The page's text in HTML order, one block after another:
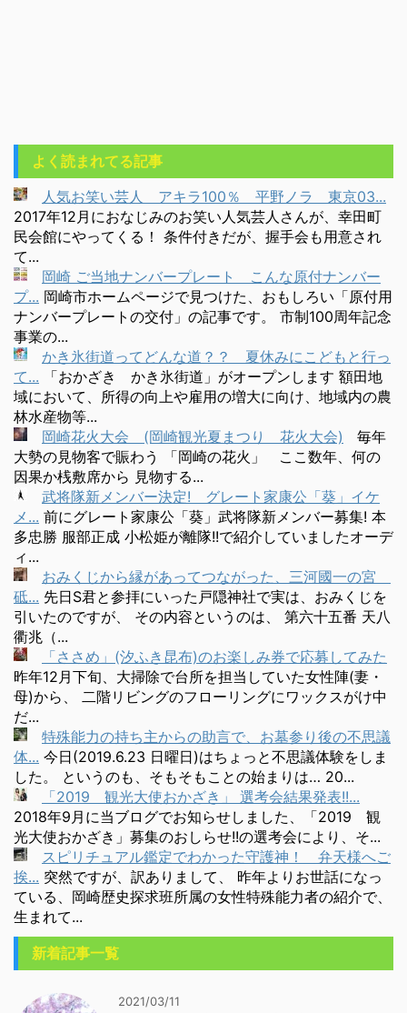
よく読まれてる記事
人気お笑い芸人 アキラ100％ 平野ノラ 東京03...
2017年12月におなじみのお笑い人気芸人さんが、幸田町
民会館にやってくる！ 条件付きだが、握手会も用意され
て...
岡崎 ご当地ナンバープレート こんな原付ナンバー
プ... 岡崎市ホームページで見つけた、おもしろい「原付用
ナンバープレートの交付」の記事です。 市制100周年記念
事業の...
かき氷街道ってどんな道？？ 夏休みにこどもと行っ
て...
「おかざき かき氷街道」がオープンします 額田地
域において、所得の向上や雇用の増大に向け、地域内の農
林水産物等...
岡崎花火大会 (岡崎観光夏まつり 花火大会)
毎年
大勢の見物客で賑わう 「岡崎の花火」 ここ数年、何の
因果か桟敷席から 見物する...
武将隊新メンバー決定! グレート家康公「葵」イケ
メ... 前にグレート家康公「葵」武将隊新メンバー募集! 本
多忠勝 服部正成 小松姫が離隊!!で紹介していましたオーデ
ィ...
おみくじから縁があってつながった、三河國一の宮
砥... 先日S君と参拝にいった戸隠神社で実は、おみくじを
引いたのですが、 その内容というのは、 第六十五番 天八
衢兆（...
「ささめ」(汐ふき昆布)のお楽しみ券で応募してみた
昨年12月下旬、大掃除で台所を担当していた女性陣(妻・
母)から、 二階リビングのフローリングにワックスがけ中
だ...
特殊能力の持ち主からの助言で、お墓参り後の不思議
体... 今日(2019.6.23 日曜日)はちょっと不思議体験をしま
した。 というのも、そもそもことの始まりは… 20...
「2019 観光大使おかざき」 選考会結果発表!!...
2018年9月に当ブログでお知らせしました、「2019 観
光大使おかざき」募集のおしらせ!!の選考会により、そ...
スピリチュアル鑑定でわかった守護神！ 弁天様へご
挨... 突然ですが、訳ありまして、 昨年よりお世話になっ
ている、岡崎歴史探求班所属の女性特殊能力者の紹介で、
生まれて...
新着記事一覧
2021/03/11